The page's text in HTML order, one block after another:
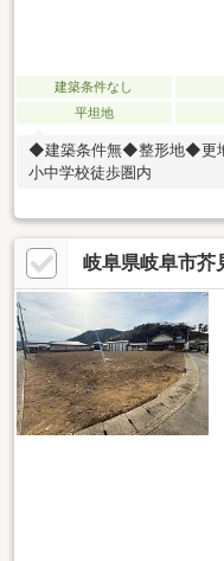
建築条件なし
平坦地
◆建築条件無◆整形地◆更
小中学校徒歩圏内
岐阜県岐阜市芥